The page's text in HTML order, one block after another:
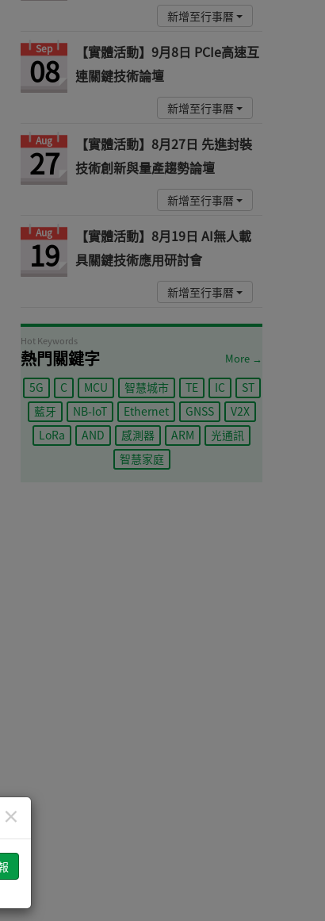
新增至行事曆
Sep
08
【實體活動】9月8日 PCIe高速互
連關鍵技術論壇
新增至行事曆
Aug
27
【實體活動】8月27日 先進封裝
技術創新與量產趨勢論壇
新增至行事曆
Aug
19
【實體活動】8月19日 AI無人載
具關鍵技術應用研討會
新增至行事曆
Hot Keywords
熱門關鍵字 More →
5G C MCU 智慧城市 TE IC
ST
藍牙
NB-IoT Ethernet GNSS
V2X
LoRa
AND 感測器 ARM
光通訊
智慧家庭
×